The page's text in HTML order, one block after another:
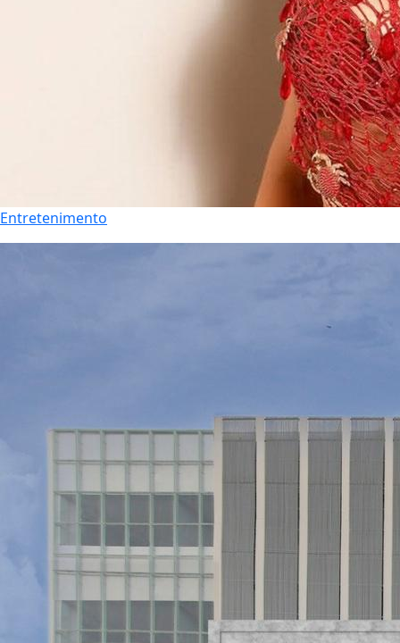
Entretenimento